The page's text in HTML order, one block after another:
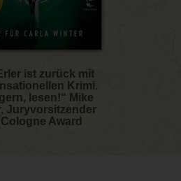
ist zurück mit
Krimi.
lesen!“ Mike
Juryvorsitzender
Award